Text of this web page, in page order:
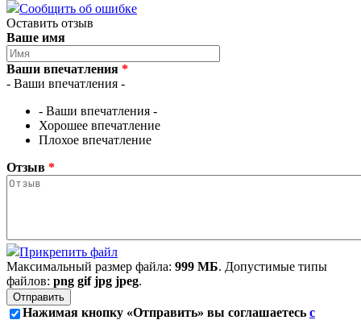
Сообщить об ошибке
Оставить отзыв
Ваше имя
Ваши впечатления *
- Ваши впечатления -
- Ваши впечатления -
Хорошее впечатление
Плохое впечатление
Отзыв *
Прикрепить файл
Максимальный размер файла: 999 МБ. Допустимые типы
файлов: png gif jpg jpeg.
Нажимая кнопку «Отправить» вы соглашаетесь с